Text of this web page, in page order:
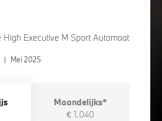
High Executive M Sport Automaat
| Mei 2025
Maandelijks*
€ 1.040